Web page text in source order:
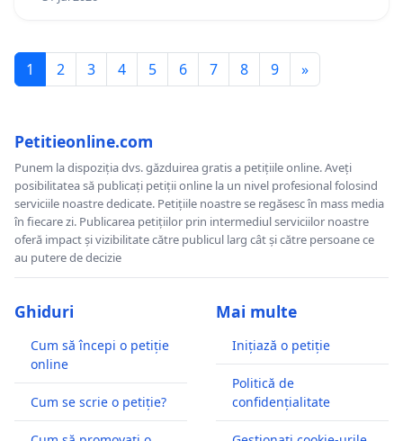
1 2 3 4 5 6 7 8 9 »
Petitieonline.com
Punem la dispoziția dvs. găzduirea gratis a petițiile online. Aveți
posibilitatea să publicați petiții online la un nivel profesional folosind
serviciile noastre dedicate. Petițiile noastre se regăsesc în mass media
în fiecare zi. Publicarea petițiilor prin intermediul serviciilor noastre
oferă impact și vizibilitate către publicul larg cât și către persoane ce
au putere de decizie
Ghiduri
Cum să începi o petiție
online
Cum se scrie o petiție?
Mai multe
Inițiază o petiție
Politică de
confidențialitate